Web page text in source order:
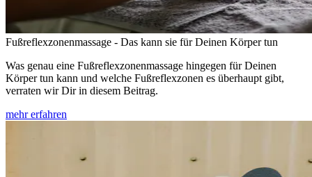
Fußreflexzonenmassage - Das kann sie für Deinen Körper tun
Was genau eine Fußreflexzonenmassage hingegen für Deinen
Körper tun kann und welche Fußreflexzonen es überhaupt gibt,
verraten wir Dir in diesem Beitrag.
mehr erfahren